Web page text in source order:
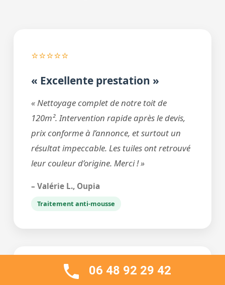
⭐⭐⭐⭐⭐
« Excellente prestation »
« Nettoyage complet de notre toit de
120m². Intervention rapide après le devis,
prix conforme à l’annonce, et surtout un
résultat impeccable. Les tuiles ont retrouvé
leur couleur d’origine. Merci ! »
– Valérie L., Oupia
Traitement anti-mousse
⭐⭐⭐⭐⭐ 06 48 92 29 42